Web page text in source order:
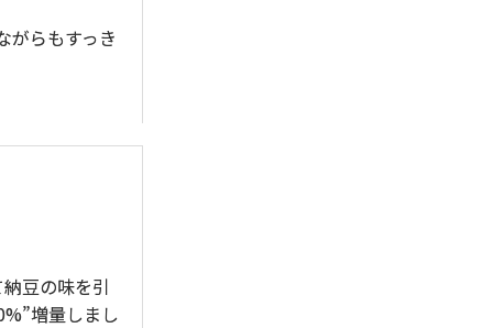
がらもすっき
豆の味を引
増量しまし